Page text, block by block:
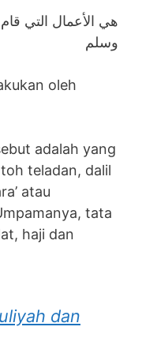
هي الأعمال التي
وسلم
oleh
teladan, dalil
atau
tata
haji dan
dan